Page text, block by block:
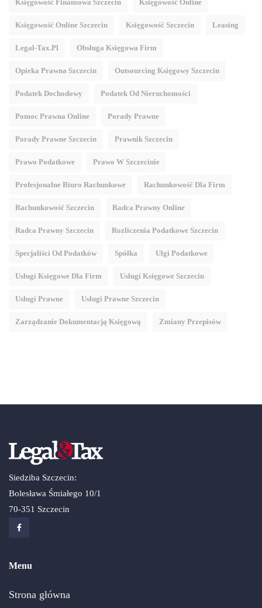
Księgowość Finansowa Szczecin Księgowość Online
Księgowość Online Szczecin Księgowość Szczecin Leasing
Legal-Tax.pl Obsługa Księgowa Firm
Opieka Prawna Szczecin Outsourcing Księgowy Szczecin
Podatek Dochodowy Podatek Od Nieruchomości
Pomoc Prawna Online Porady Prawne
Porady Prawne Szczecin Prawnik Szczecin
Prawo Podatkowe Prawo W Szczecinie
Profesjonalne Biuro Rachunkowe Rachunkowość Dla Firm
Rachunkowość Szczecin Radca Prawny Online
Radca Prawny Szczecin Rozliczenia Podatkowe Szczecin
Specjaliści Od Podatków Spółka Ulgi Podatkowe
Usługi Księgowe Dla Firm Usługi Księgowe Szczecin
Usługi Prawne Usługi Prawne Szczecin
Zarządzanie Dokumentacją Księgową Zmiany Przepisów
Siedziba Szczecin:
Bolesława Śmiałego 10/1
70-351 Szczecin
Menu
Strona główna